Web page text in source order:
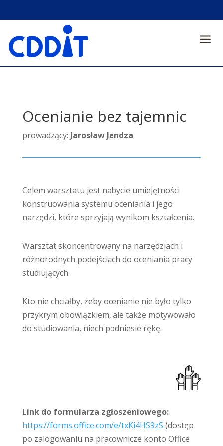
a
Ocenianie bez tajemnic
prowadzący: Jarosław Jendza
Celem warsztatu jest nabycie umiejętności
konstruowania systemu oceniania i jego
narzędzi, które sprzyjają wynikom kształcenia.
Warsztat skoncentrowany na narzędziach i
różnorodnych podejściach do oceniania pracy
studiujących.
Kto nie chciałby, żeby ocenianie nie było tylko
przykrym obowiązkiem, ale także motywowało
do studiowania, niech podniesie rękę.
Link do formularza zgłoszeniowego:
https://forms.office.com/e/txKi4HS9zS (dostęp
po zalogowaniu na pracownicze konto Office